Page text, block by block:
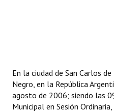
Constitución Nacional
Constitución Provincial
En la ciudad de San Carlos
Negro, en la República
agosto de 2006; siendo las
Municipal en Sesión